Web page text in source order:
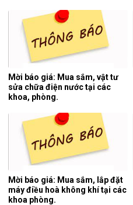
Mời báo giá: Mua sắm, vật tư
sửa chữa điện nước tại các
khoa, phòng.
Mời báo giá: Mua sắm, lắp đặt
máy điều hoà không khí tại các
khoa phòng.